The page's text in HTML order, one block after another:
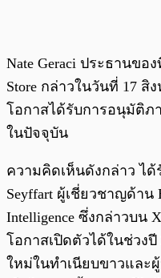
Nate Geraci ประธานขอ
Store กล่าวในวันที่ 17 สิ
โอกาสได้รับการอนุมัติภ
ในปัจจุบัน
ความคิดเห็นดังกล่าว ได้
Seyffart ผู้เชี่ยวชาญด้าน
Intelligence ซึ่งกล่าวบน
โอกาสเปิดตัวได้ในช่วงปี
ใหม่ในทำเนียบขาวและ